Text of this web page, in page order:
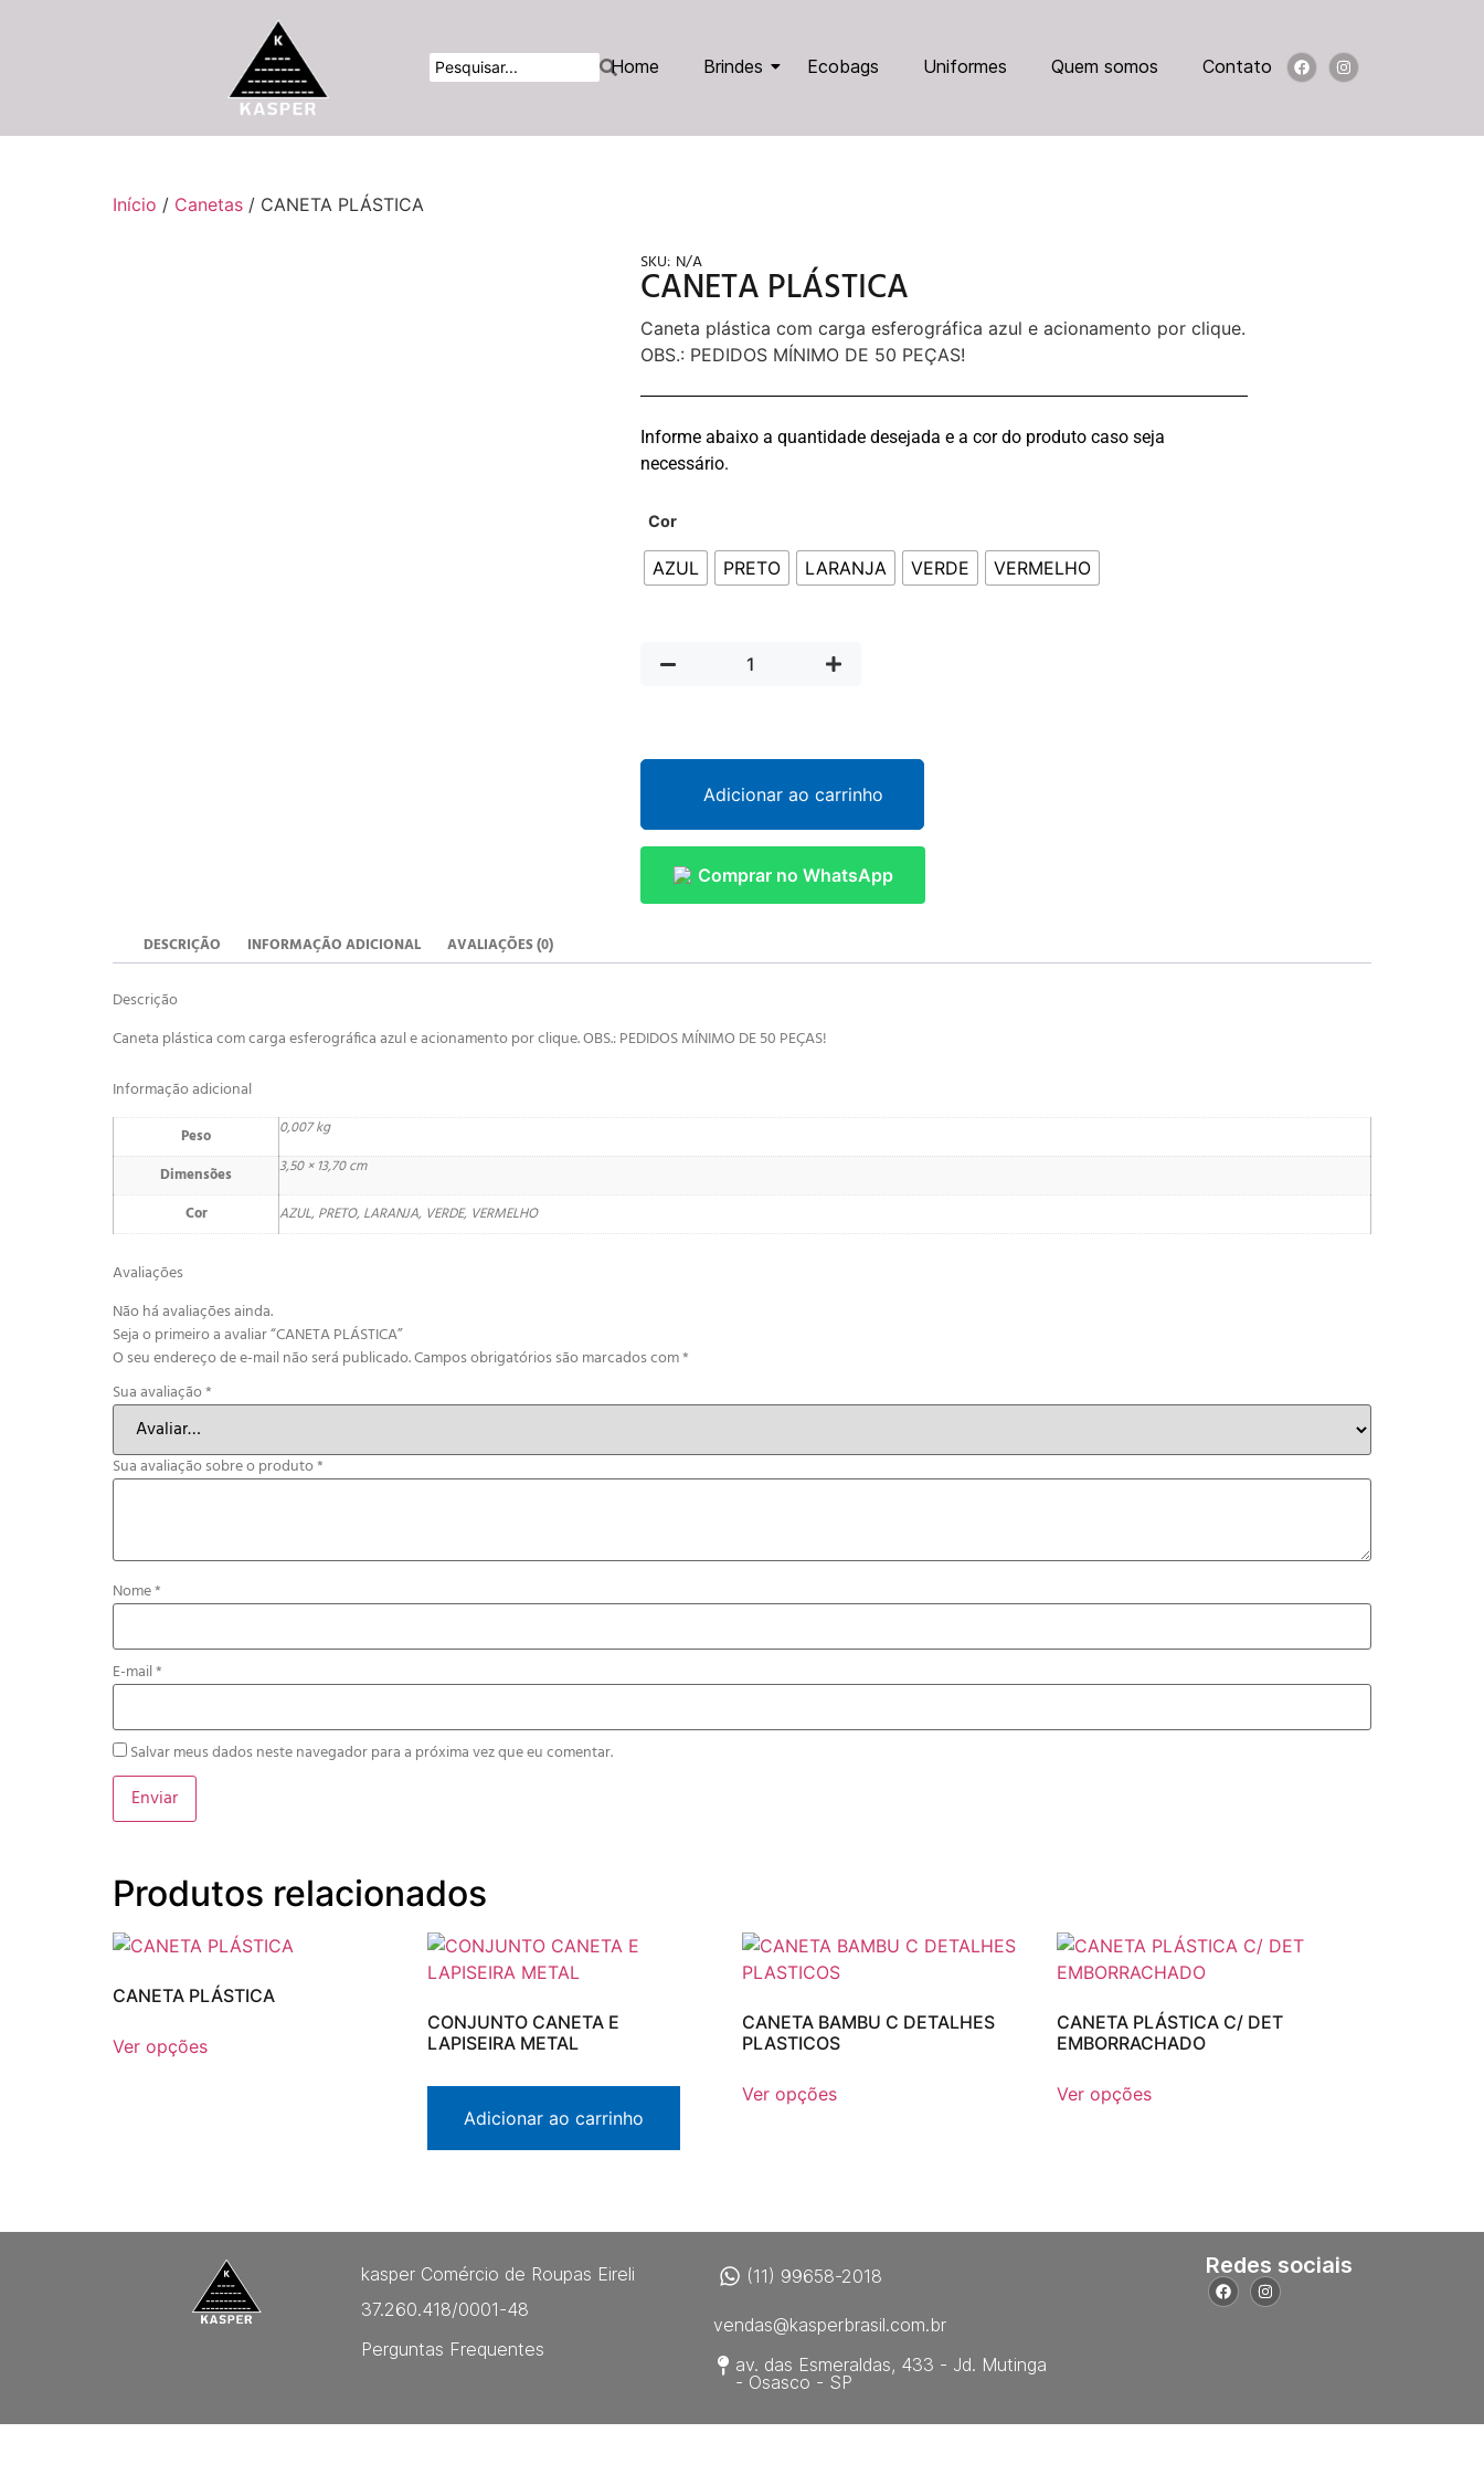
Home Brindes Ecobags Uniformes Quem somos Contato
Início / Canetas / CANETA PLÁSTICA
SKU: N/A
CANETA PLÁSTICA
Caneta plástica com carga esferográfica azul e acionamento por clique.
OBS.: PEDIDOS MÍNIMO DE 50 PEÇAS!
Informe abaixo a quantidade desejada e a cor do produto caso seja
necessário.
Cor
AZUL PRETO LARANJA VERDE VERMELHO
Adicionar ao carrinho
Comprar no WhatsApp
DESCRIÇÃO INFORMAÇÃO ADICIONAL AVALIAÇÕES (0)
Descrição
Caneta plástica com carga esferográfica azul e acionamento por clique. OBS.: PEDIDOS MÍNIMO DE 50 PEÇAS!
Informação adicional
Peso 0,007 kg
Dimensões 3,50 × 13,70 cm
Cor AZUL, PRETO, LARANJA, VERDE, VERMELHO
Avaliações
Não há avaliações ainda.
Seja o primeiro a avaliar “CANETA PLÁSTICA”
O seu endereço de e-mail não será publicado.Campos obrigatórios são marcados com*
Sua avaliação*
Sua avaliação sobre o produto*
Nome*
E-mail*
Salvar meus dados neste navegador para a próxima vez que eu comentar.
Produtos relacionados
CANETA PLÁSTICA
Ver opções
CONJUNTO CANETA E
LAPISEIRA METAL
Adicionar ao carrinho
CANETA BAMBU C DETALHES
PLASTICOS
Ver opções
CANETA PLÁSTICA C/ DET
EMBORRACHADO
Ver opções
kasper Comércio de Roupas Eireli
37.260.418/0001-48
Perguntas Frequentes
(11) 99658-2018
vendas@kasperbrasil.com.br
av. das Esmeraldas, 433 - Jd. Mutinga
- Osasco - SP
Redes sociais